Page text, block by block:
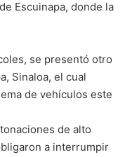
Escuinapa, donde la
se presentó otro
Sinaloa, el cual
de vehículos este
de alto
a interrumpir